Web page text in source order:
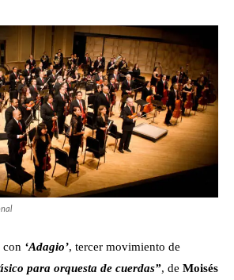
con ‘Adagio’, tercer movimiento de
para orquesta de cuerdas”, de Moisés